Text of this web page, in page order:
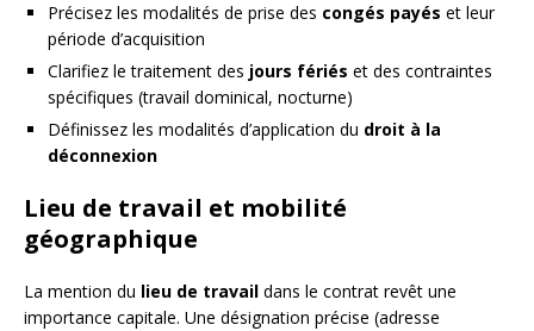
Précisez les modalités de prise des congés payés et leur
période d’acquisition
Clarifiez le traitement des jours fériés et des contraintes
spécifiques (travail dominical, nocturne)
Définissez les modalités d’application du droit à la
déconnexion
Lieu de travail et mobilité
géographique
La mention du lieu de travail dans le contrat revêt une
importance capitale. Une désignation précise (adresse